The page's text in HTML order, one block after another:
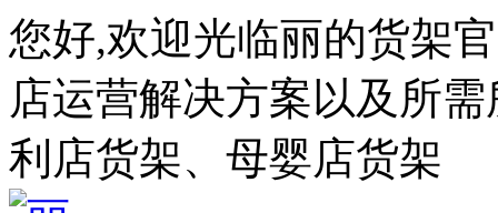
您好,欢迎光临丽的货架
店运营解决方案以及所
利店货架、母婴店货架